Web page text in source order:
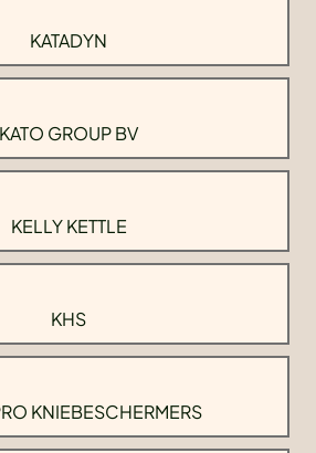
KATADYN
KATO GROUP BV
KELLY KETTLE
KHS
KNIEBESCHERMERS